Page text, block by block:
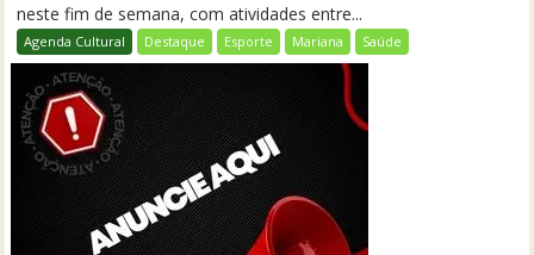
neste fim de semana, com atividades entre...
Agenda Cultural Destaque Esporte Mariana Saúde